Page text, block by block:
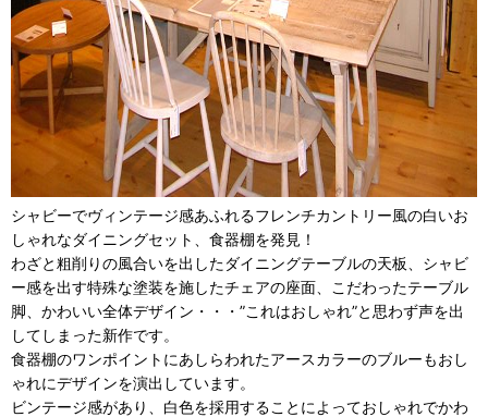
シャビーでヴィンテージ感あふれるフレンチカントリー風の白いお
しゃれなダイニングセット、食器棚を発見！
わざと粗削りの風合いを出したダイニングテーブルの天板、シャビ
ー感を出す特殊な塗装を施したチェアの座面、こだわったテーブル
脚、かわいい全体デザイン・・・”これはおしゃれ”と思わず声を出
してしまった新作です。
食器棚のワンポイントにあしらわれたアースカラーのブルーもおし
ゃれにデザインを演出しています。
ビンテージ感があり、白色を採用することによっておしゃれでかわ